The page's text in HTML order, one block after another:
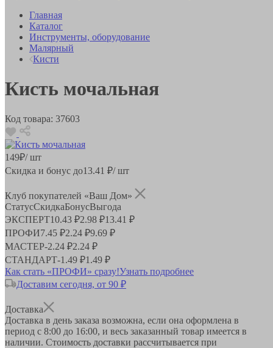
Главная
Каталог
Инструменты, оборудование
Малярный
Кисти
Кисть мочальная
Код товара: 37603
149₽/ шт
Скидка и бонус до13.41 ₽/ шт
Клуб покупателей «Ваш Дом»
СтатусСкидкаБонусВыгода
ЭКСПЕРТ10.43 ₽2.98 ₽13.41 ₽
ПРОФИ7.45 ₽2.24 ₽9.69 ₽
МАСТЕР-2.24 ₽2.24 ₽
СТАНДАРТ-1.49 ₽1.49 ₽
Как стать «ПРОФИ» сразу!Узнать подробнее
Доставим сегодня, от 90 ₽
Доставка
Доставка в день заказа возможна, если она оформлена в
период с 8:00 до 16:00, и весь заказанный товар имеется в
наличии. Стоимость доставки рассчитывается при